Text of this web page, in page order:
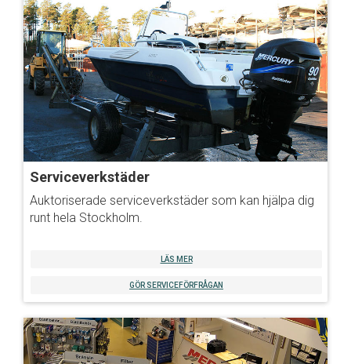
Serviceverkstäder
Auktoriserade serviceverkstäder som kan hjälpa dig
runt hela Stockholm.
LÄS MER
GÖR SERVICEFÖRFRÅGAN